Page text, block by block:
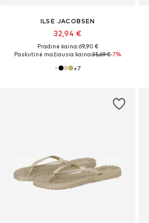
ILSE JACOBSEN
32,94 €
Pradinė kaina: 69,90 €
Paskutinė mažiausia kaina:35,69 €-7%
+7